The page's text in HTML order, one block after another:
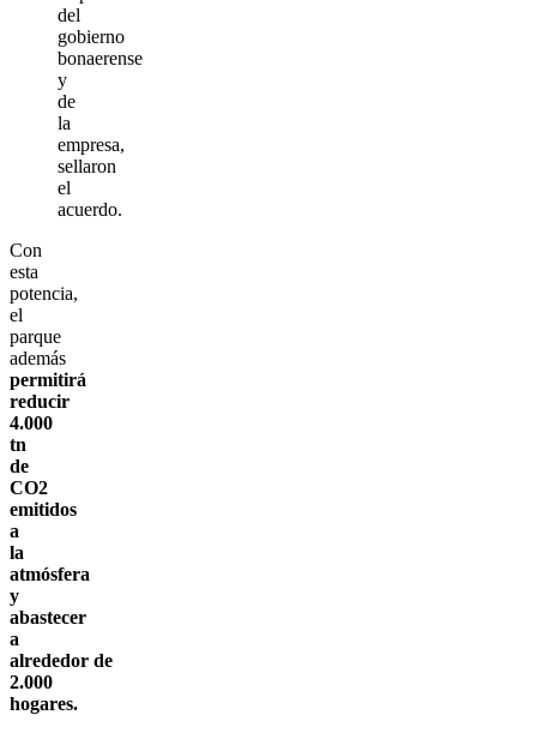
del
gobierno
bonaerense
y
de
la
empresa,
sellaron
el
acuerdo.
Con
esta
potencia,
el
parque
además
permitirá
reducir
4.000
tn
de
CO2
emitidos
a
la
atmósfera
y
abastecer
a
alrededor de
2.000
hogares.